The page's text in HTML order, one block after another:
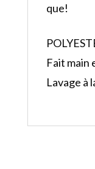
que!
Fait main
Lavage à